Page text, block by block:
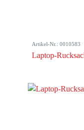
Artikel-Nr.: 0010583
Laptop-